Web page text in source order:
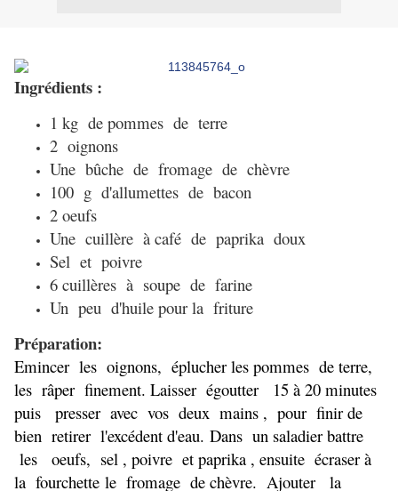
Ingrédients :
1 kg de pommes de terre
2 oignons
Une bûche de fromage de chèvre
100 g d'allumettes de bacon
2 oeufs
Une cuillère à café de paprika doux
Sel et poivre
6 cuillères à soupe de farine
Un peu d'huile pour la friture
Préparation:
Emincer les oignons, éplucher les pommes de terre,
les râper finement. Laisser égoutter 15 à 20 minutes
puis presser avec vos deux mains , pour finir de
bien retirer l'excédent d'eau. Dans un saladier battre
les oeufs, sel , poivre et paprika , ensuite écraser à
la fourchette le fromage de chèvre. Ajouter la